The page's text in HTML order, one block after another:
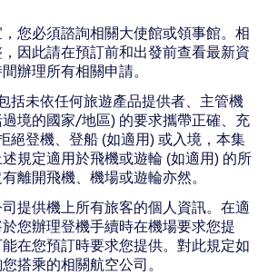
您必須諮詢相關大使館或領事館。相
因此請在預訂前和出發前查看最新資
辦理所有相關申請。
括未依任何旅遊產品提供者、主管機
境的國家/地區) 的要求攜帶正確、充
絕登機、登船 (如適用) 或入境，本集
規定適用於飛機或遊輪 (如適用) 的所
離開飛機、機場或遊輪亦然。
提供機上所有旅客的個人資訊。在適
您辦理登機手續時在機場要求您提
在您預訂時要求您提供。對此規定如
搭乘的相關航空公司。